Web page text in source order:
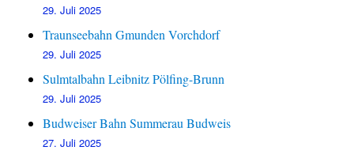
29. Juli 2025
Traunseebahn Gmunden Vorchdorf
29. Juli 2025
Sulmtalbahn Leibnitz Pölfing-Brunn
29. Juli 2025
Budweiser Bahn Summerau Budweis
27. Juli 2025